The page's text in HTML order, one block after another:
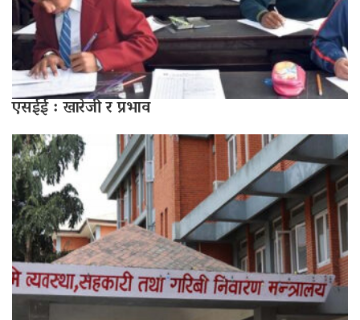
एसईई : खारेजी र प्रभाव